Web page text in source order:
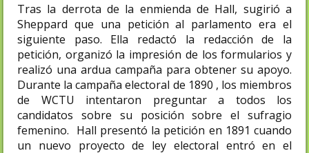
Tras la derrota de la enmienda de Hall, sugirió a
Sheppard que una petición al parlamento era el
siguiente paso. Ella redactó la redacción de la
petición, organizó la impresión de los formularios y
realizó una ardua campaña para obtener su apoyo.
Durante la campaña electoral de 1890 , los miembros
de WCTU intentaron preguntar a todos los
candidatos sobre su posición sobre el sufragio
femenino. Hall presentó la petición en 1891 cuando
un nuevo proyecto de ley electoral entró en el